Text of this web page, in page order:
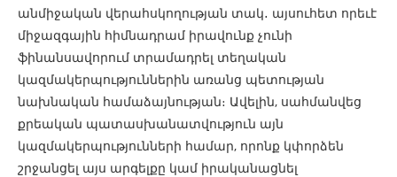
անմիջական վերահսկողության տակ․ այսուհետ որեւէ
միջազգային հիմնադրամ իրավունք չունի
ֆինանսավորում տրամադրել տեղական
կազմակերպություններին առանց պետության
նախնական համաձայնության։ Ավելին, սահմանվեց
քրեական պատասխանատվություն այն
կազմակերպությունների համար, որոնք կփորձեն
շրջանցել այս արգելքը կամ իրականացնել